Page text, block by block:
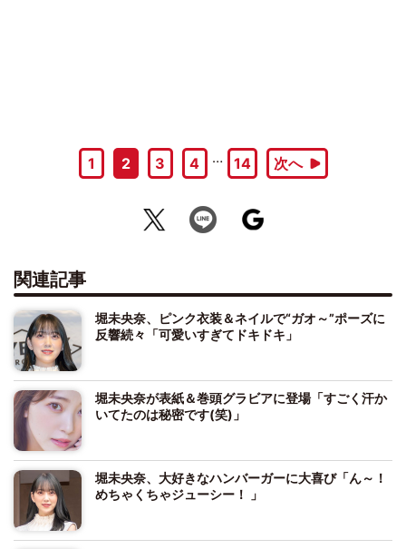
1 2 3 4 … 14 次へ
関連記事
堀未央奈、ピンク衣装＆ネイルで“ガオ～”ポーズに
反響続々「可愛いすぎてドキドキ」
堀未央奈が表紙＆巻頭グラビアに登場「すごく汗か
いてたのは秘密です(笑)」
堀未央奈、大好きなハンバーガーに大喜び「ん～！
めちゃくちゃジューシー！ 」